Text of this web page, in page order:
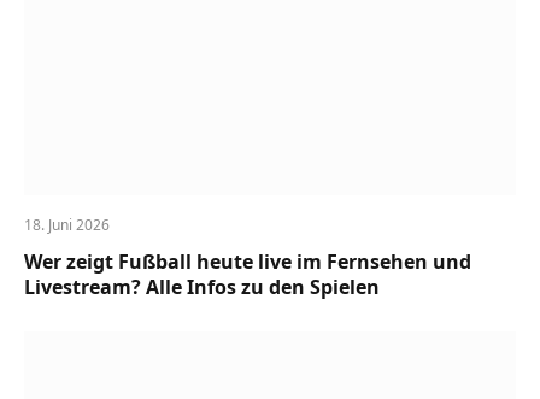
18. Juni 2026
Wer zeigt Fußball heute live im Fernsehen und
Livestream? Alle Infos zu den Spielen